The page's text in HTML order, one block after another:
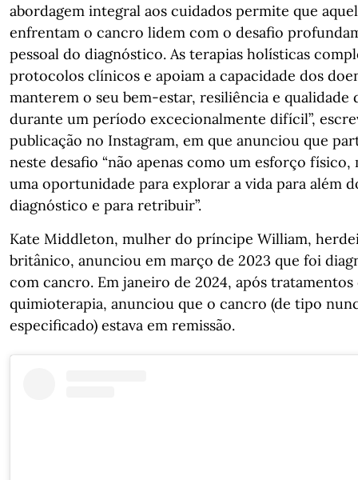
abordagem integral aos cuidados permite que
enfrentam o cancro lidem com o desafio
pessoal do diagnóstico. As terapias holísticas
protocolos clínicos e apoiam a capacidade dos
manterem o seu bem-estar, resiliência e qualidade
durante um período excecionalmente difícil”,
publicação no Instagram, em que anunciou que
neste desafio “não apenas como um esforço físico,
uma oportunidade para explorar a vida para além
diagnóstico e para retribuir”.
Kate Middleton, mulher do príncipe William,
britânico, anunciou em março de 2023 que foi
com cancro. Em janeiro de 2024, após tratamentos
quimioterapia, anunciou que o cancro (de tipo
especificado) estava em remissão.